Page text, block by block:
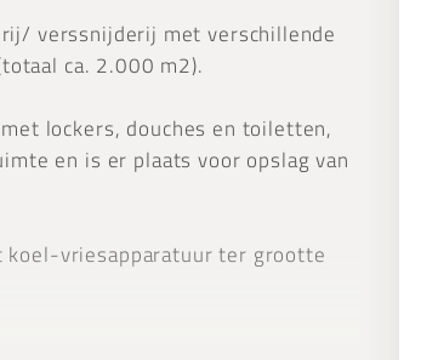
verssnijderij met verschillende
ca. 2.000 m2).
lockers, douches en toiletten,
en is er plaats voor opslag van
vriesapparatuur ter grootte